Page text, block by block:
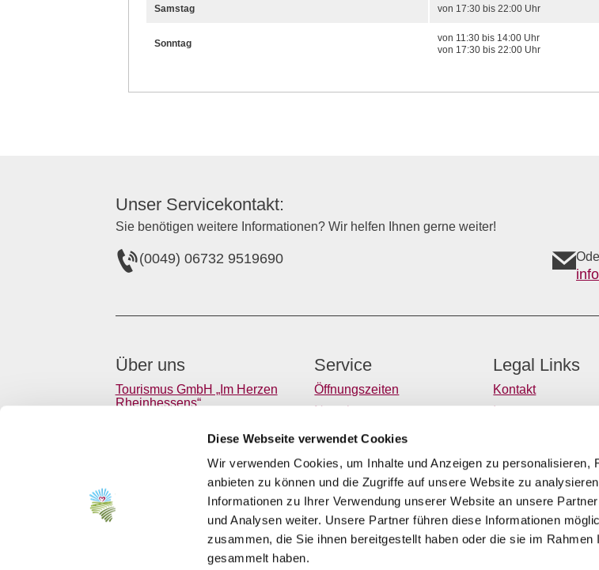
Diese Webseite verwendet Cookies
Wir verwenden Cookies, um Inhalte und Anzeigen zu personalisieren,
anbieten zu können und die Zugriffe auf unsere Website zu
Informationen zu Ihrer Verwendung unserer Website an unsere
und Analysen weiter. Unsere Partner führen diese Informationen
zusammen, die Sie ihnen bereitgestellt haben oder die sie im Rahmen
gesammelt haben.
Samstag von 17:30 bis 22:00 Uhr
Sonntag
von 11:30 bis 14:00 Uhr
von 17:30 bis 22:00 Uhr
Unser Servicekontakt:
Sie benötigen weitere Informationen? Wir helfen Ihnen gerne weiter!
(0049) 06732 9519690
Über uns
Tourismus GmbH „Im Herzen
Rheinhessens“
Service
Öffnungszeiten
Newsletter
Veranstaltungen melden
Presse
Anreise
Legal Links
Kontakt
Impressum